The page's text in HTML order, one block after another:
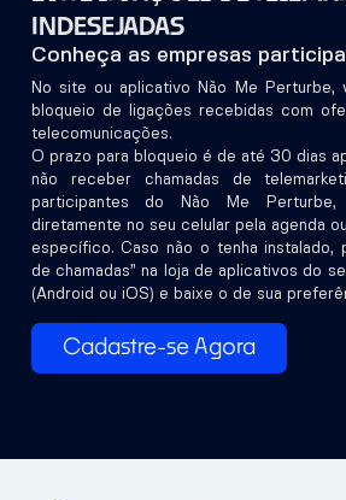
INDESEJADAS
Conheça as empresas
No site ou aplicativo Não Me Perturbe,
bloqueio de ligações recebidas com
telecomunicações.
O prazo para bloqueio é de até 30 dias
não receber chamadas de
participantes do Não Me
diretamente no seu celular pela agenda
específico. Caso não o tenha instalado,
de chamadas” na loja de aplicativos do
(Android ou iOS) e baixe o de sua
Cadastre-se Agora